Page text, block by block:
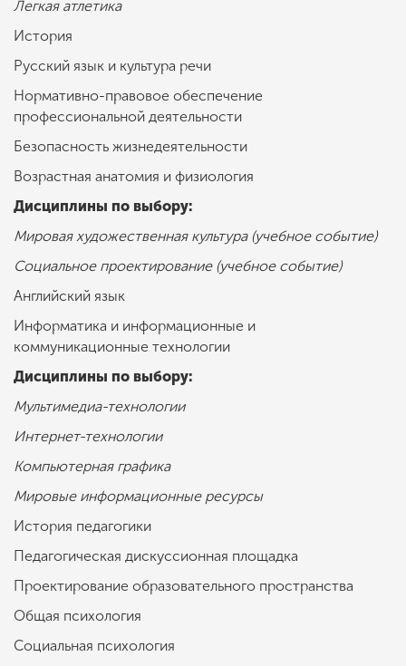
Легкая атлетика
История
Русский язык и культура речи
Нормативно-правовое обеспечение
профессиональной деятельности
Безопасность жизнедеятельности
Возрастная анатомия и физиология
Дисциплины по выбору:
Мировая художественная культура (учебное событие)
Социальное проектирование (учебное событие)
Английский язык
Информатика и информационные и
коммуникационные технологии
Дисциплины по выбору:
Мультимедиа-технологии
Интернет-технологии
Компьютерная графика
Мировые информационные ресурсы
История педагогики
Педагогическая дискуссионная площадка
Проектирование образовательного пространства
Общая психология
Социальная психология